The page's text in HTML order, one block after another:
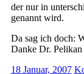
der nur in
genannt wird.
Da sag ich doch:
Danke Dr.
18 Januar, 2007